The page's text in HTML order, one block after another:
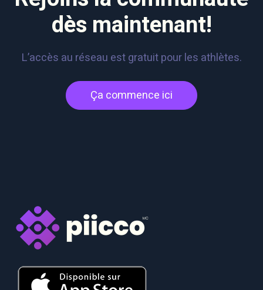
dès maintenant!
L’accès au réseau est gratuit pour les athlètes.
Ça commence ici